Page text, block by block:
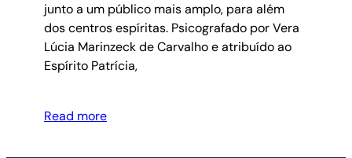
junto a um público mais amplo, para além
dos centros espíritas. Psicografado por Vera
Lúcia Marinzeck de Carvalho e atribuído ao
Espírito Patrícia,
Read more